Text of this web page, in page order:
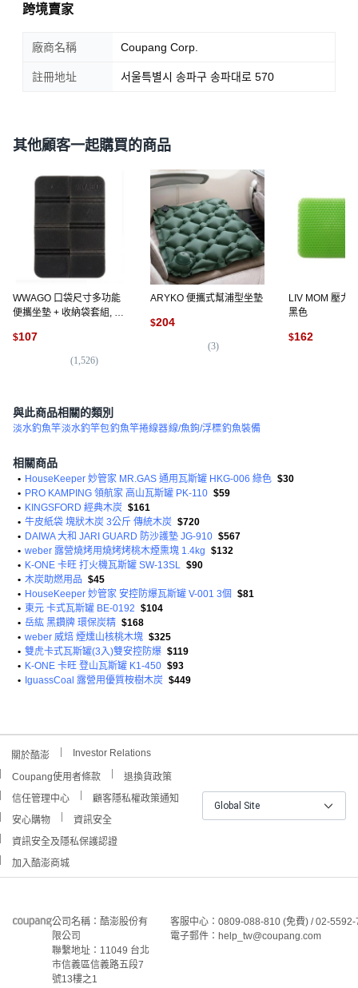
跨境賣家
廠商名稱 Coupang Corp.
註冊地址 서울특별시 송파구 송파대로 570
其他顧客一起購買的商品
WWAGO 口袋尺寸多功能
便攜坐墊 + 收納袋套組, 黑
$107
(1,526)
ARYKO 便攜式幫浦型坐墊
$204
(3)
LIV MOM 壓力
黑色
$162
與此商品相關的類別
淡水釣魚竿淡水釣竿包釣魚竿捲線器線/魚鉤/浮標釣魚裝備
相關商品
• HouseKeeper 妙管家 MR.GAS 通用瓦斯罐 HKG-006 綠色 $30
• PRO KAMPING 領航家 高山瓦斯罐 PK-110 $59
• KINGSFORD 經典木炭 $161
• 牛皮紙袋 塊狀木炭 3公斤 傳統木炭 $720
• DAIWA 大和 JARI GUARD 防沙護墊 JG-910 $567
• weber 露營燒烤用燒烤烤桃木煙熏塊 1.4kg $132
• K-ONE 卡旺 打火機瓦斯罐 SW-13SL $90
• 木炭助燃用品 $45
• HouseKeeper 妙管家 安控防爆瓦斯罐 V-001 3個 $81
• 東元 卡式瓦斯罐 BE-0192 $104
• 岳紘 黑鑽牌 環保炭精 $168
• weber 威焙 煙燻山核桃木塊 $325
• 雙虎卡式瓦斯罐(3入)雙安控防爆 $119
• K-ONE 卡旺 登山瓦斯罐 K1-450 $93
•
IguassCoal 露營用優質桉樹木炭 $449
關於酷澎 Investor Relations
Coupang使用者條款
退換貨政策
信任管理中心
顧客隱私權政策通知
安心購物
資訊安全
資訊安全及隱私保護認證
加入酷澎商城
Global Site
公司名稱：酷澎股份有
限公司
聯繫地址：11049 台北
市信義區信義路五段7
號13樓之1
客服中心：0809-088-810 (免費) / 02-
電子郵件：help_tw@coupang.com